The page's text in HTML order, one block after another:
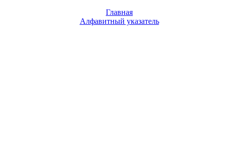
Главная
Алфавитный указатель